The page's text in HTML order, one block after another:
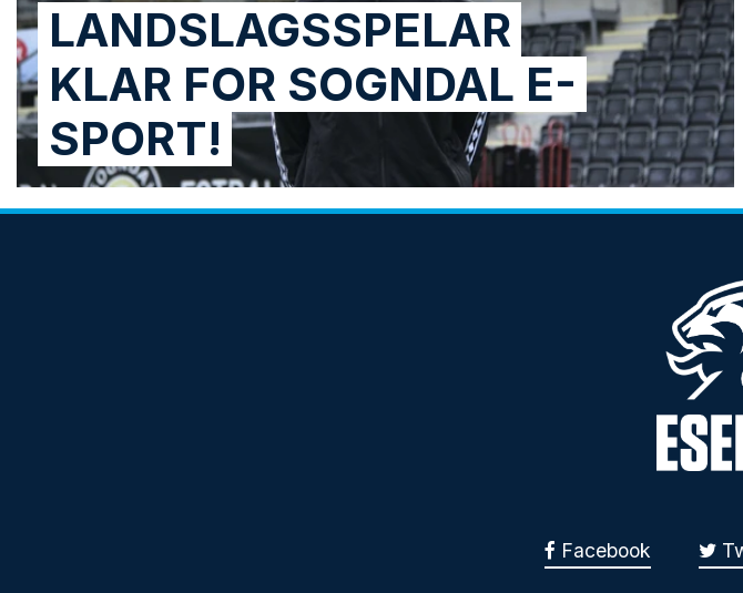
LANDSLAGSSPELAR
KLAR FOR SOGNDAL E-
SPORT!
Facebook